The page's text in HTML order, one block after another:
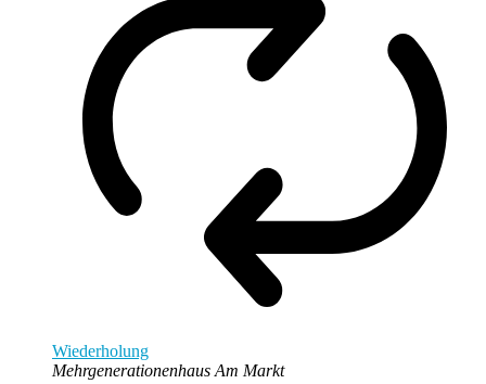
Wiederholung
Mehrgenerationenhaus Am Markt